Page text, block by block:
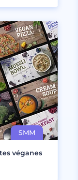
véganes